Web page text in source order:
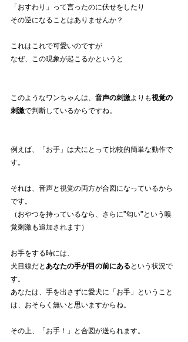
「おすわり」って言ったのに伏せをしたり
その逆になることはありませんか？
これはこれで可愛いのですが
なぜ、この現象が起こるかというと
このようなワンちゃんは、 音声の刺激よりも視覚の
刺激で判断しているからですね。
例えば、「お手」は犬にとって比較的簡単な動作で
す。
それは、音声と視覚の両方が合図になっているから
です。
（おやつを持っているなら、さらに”匂い”という嗅
覚刺激も追加されます）
お手をする時には、
犬目線だとあなたの手が目の前にある という状況で
す。
あなたは、手を出さずに愛犬に「お手」ということ
は、おそらく無いと思いますからね。
その上、「お手！」と合図が送られます。